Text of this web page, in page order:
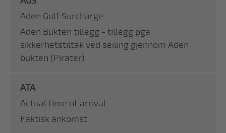
Aden Gulf Surcharge
Aden Bukten tillegg - tillegg pga
sikkerhetstiltak ved seiling gjennom Aden
bukten (Pirater)
ATA
Actual time of arrival
Faktisk ankomst